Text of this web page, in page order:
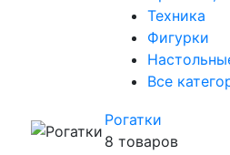
Техника
Фигурки
Все
Рогатки
8 товаров